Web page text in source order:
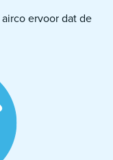
ervoor dat de